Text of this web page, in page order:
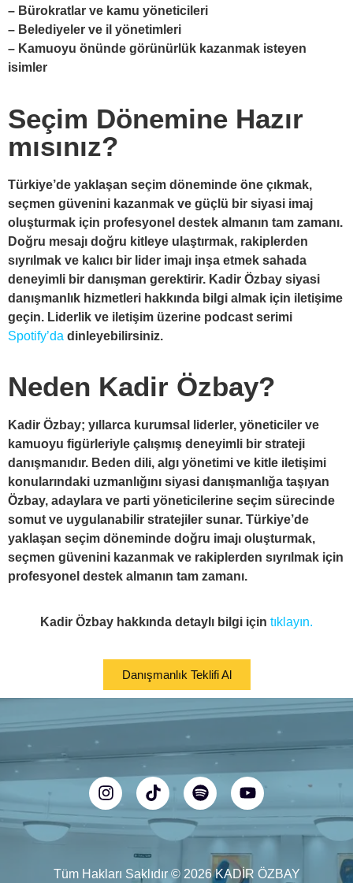
– Bürokratlar ve kamu yöneticileri
– Belediyeler ve il yönetimleri
– Kamuoyu önünde görünürlük kazanmak isteyen
isimler
Seçim Dönemine Hazır
mısınız?
Türkiye’de yaklaşan seçim döneminde öne çıkmak,
seçmen güvenini kazanmak ve güçlü bir siyasi imaj
oluşturmak için profesyonel destek almanın tam zamanı.
Doğru mesajı doğru kitleye ulaştırmak, rakiplerden
sıyrılmak ve kalıcı bir lider imajı inşa etmek sahada
deneyimli bir danışman gerektirir. Kadir Özbay siyasi
danışmanlık hizmetleri hakkında bilgi almak için iletişime
geçin. Liderlik ve iletişim üzerine podcast serimi
Spotify’da dinleyebilirsiniz.
Neden Kadir Özbay?
Kadir Özbay; yıllarca kurumsal liderler, yöneticiler ve
kamuoyu figürleriyle çalışmış deneyimli bir strateji
danışmanıdır. Beden dili, algı yönetimi ve kitle iletişimi
konularındaki uzmanlığını siyasi danışmanlığa taşıyan
Özbay, adaylara ve parti yöneticilerine seçim sürecinde
somut ve uygulanabilir stratejiler sunar. Türkiye’de
yaklaşan seçim döneminde doğru imajı oluşturmak,
seçmen güvenini kazanmak ve rakiplerden sıyrılmak için
profesyonel destek almanın tam zamanı.
Kadir Özbay hakkında detaylı bilgi için tıklayın.
Danışmanlık Teklifi Al
Tüm Hakları Saklıdır © 2026 KADİR ÖZBAY